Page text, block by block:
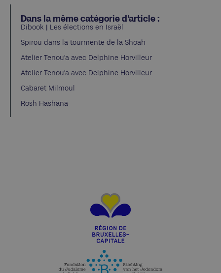
Dans la même catégorie d'article :
Dibook | Les élections en Israël
Spirou dans la tourmente de la Shoah
Atelier Tenou’a avec Delphine Horvilleur
Atelier Tenou’a avec Delphine Horvilleur
Cabaret Milmoul
Rosh Hashana